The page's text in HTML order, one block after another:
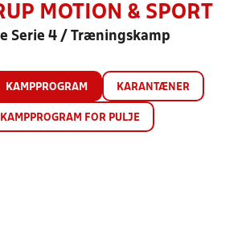
MOTION & SPORT
Serie 4 / Træningskamp
KAMPPROGRAM KARANTÆNER
KAMPPROGRAM FOR PULJE